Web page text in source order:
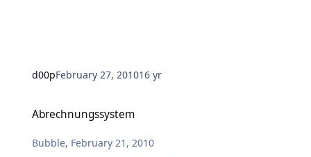
d00pFebruary 27, 201016 yr
Abrechnungssystem
Bubble, February 21, 2010